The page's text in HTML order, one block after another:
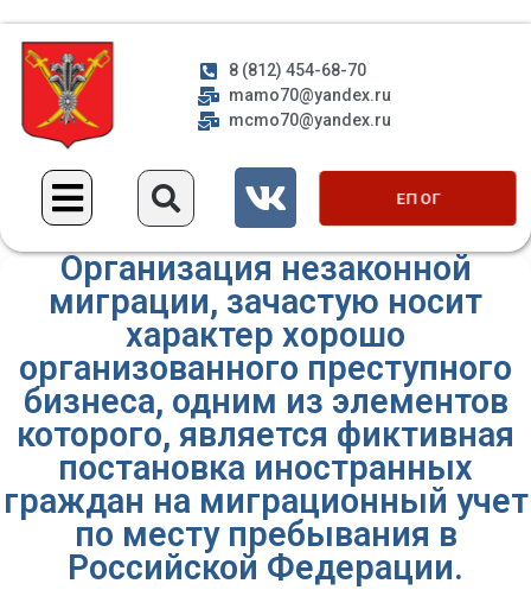
8 (812) 454-68-70
mamo70@yandex.ru
mcmo70@yandex.ru
ЕП ОГ
Организация незаконной
миграции, зачастую носит
характер хорошо
организованного преступного
бизнеса, одним из элементов
которого, является фиктивная
постановка иностранных
граждан на миграционный учет
по месту пребывания в
Российской Федерации.